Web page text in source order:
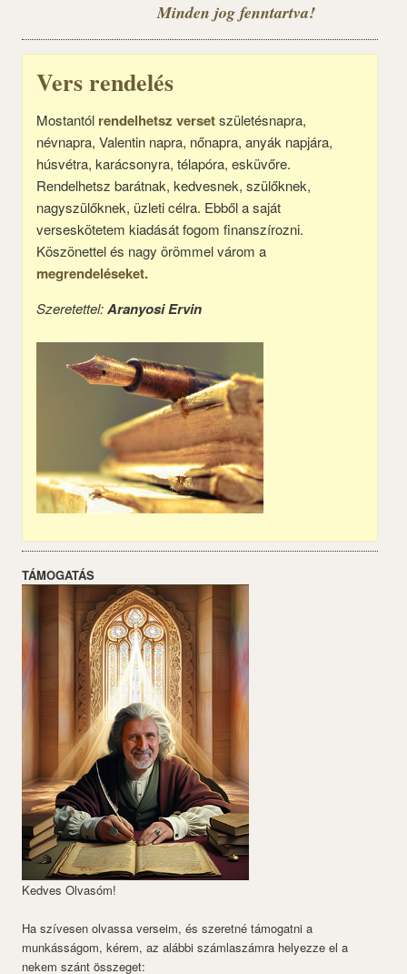
Minden jog fenntartva!
Vers rendelés
Mostantól rendelhetsz versetszületésnapra,
névnapra, Valentin napra, nőnapra, anyák napjára,
húsvétra, karácsonyra, télapóra, esküvőre.
Rendelhetsz barátnak, kedvesnek, szülőknek,
nagyszülőknek, üzleti célra. Ebből a saját
verseskötetem kiadását fogom finanszírozni.
Köszönettel és nagy örömmel várom a
megrendeléseket.
Szeretettel:Aranyosi Ervin
TÁMOGATÁS
Kedves Olvasóm!
Ha szívesen olvassa verseim, és szeretné támogatni a
munkásságom, kérem, az alábbi számlaszámra helyezze el a
nekem szánt összeget: